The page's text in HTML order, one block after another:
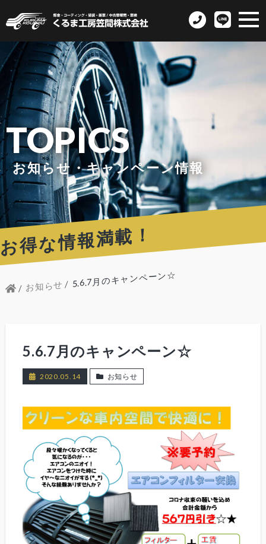
TOPICS
お知らせ・キャンペーン情報
お得な情報満載！
お知らせ 5.6.7月のキャンペーン☆
5.6.7月のキャンペーン☆
2020.05.14 お知らせ